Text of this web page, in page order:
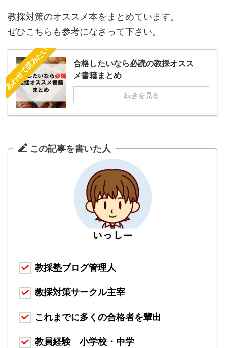
教採対策のオススメ本をまとめています。
ぜひこちらも参考になさって下さい。
あわせて読みたい
合格したいなら必読の教採オスス
メ書籍まとめ
続きを見る
この記事を書いた人
教採塾ブログ管理人
教採対策サークル主宰
これまでに多くの合格者を輩出
教員経験 小学校・中学